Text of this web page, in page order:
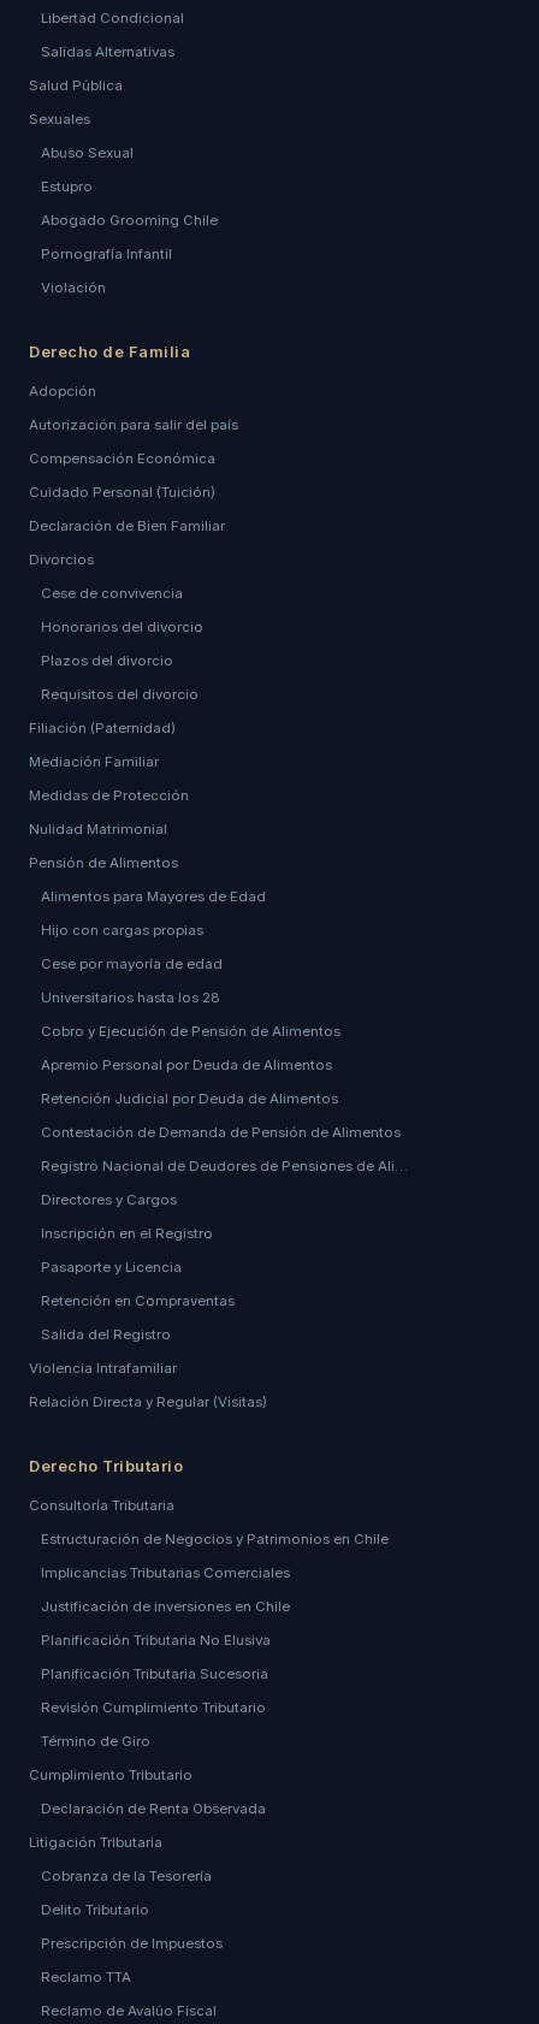
Libertad Condicional
Salidas Alternativas
Salud Pública
Sexuales
Abuso Sexual
Estupro
Abogado Grooming Chile
Pornografía Infantil
Violación
Derecho de Familia
Adopción
Autorización para salir del país
Compensación Económica
Cuidado Personal (Tuición)
Declaración de Bien Familiar
Divorcios
Cese de convivencia
Honorarios del divorcio
Plazos del divorcio
Requisitos del divorcio
Filiación (Paternidad)
Mediación Familiar
Medidas de Protección
Nulidad Matrimonial
Pensión de Alimentos
Alimentos para Mayores de Edad
Hijo con cargas propias
Cese por mayoría de edad
Universitarios hasta los 28
Cobro y Ejecución de Pensión de Alimentos
Apremio Personal por Deuda de Alimentos
Retención Judicial por Deuda de Alimentos
Contestación de Demanda de Pensión de Alimentos
Registro Nacional de Deudores de Pensiones de Ali…
Directores y Cargos
Inscripción en el Registro
Pasaporte y Licencia
Retención en Compraventas
Salida del Registro
Violencia Intrafamiliar
Relación Directa y Regular (Visitas)
Derecho Tributario
Consultoría Tributaria
Estructuración de Negocios y Patrimonios en Chile
Implicancias Tributarias Comerciales
Justificación de inversiones en Chile
Planificación Tributaria No Elusiva
Planificación Tributaria Sucesoria
Revisión Cumplimiento Tributario
Término de Giro
Cumplimiento Tributario
Declaración de Renta Observada
Litigación Tributaria
Cobranza de la Tesorería
Delito Tributario
Prescripción de Impuestos
Reclamo TTA
Reclamo de Avalúo Fiscal